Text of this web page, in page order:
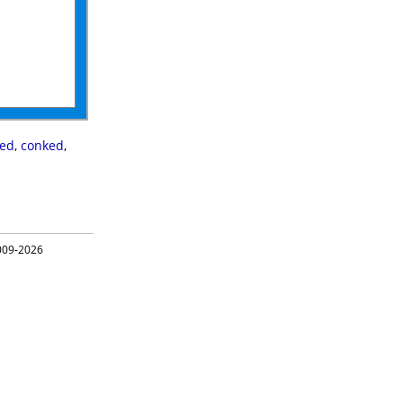
, conked,
2026